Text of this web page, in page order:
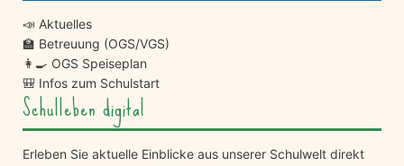
📣 Aktuelles
🏫 Betreuung (OGS/VGS)
👩‍🍳 OGS Speiseplan
🎒 Infos zum Schulstart
Schulleben digital
Erleben Sie aktuelle Einblicke aus unserer Schulwelt direkt